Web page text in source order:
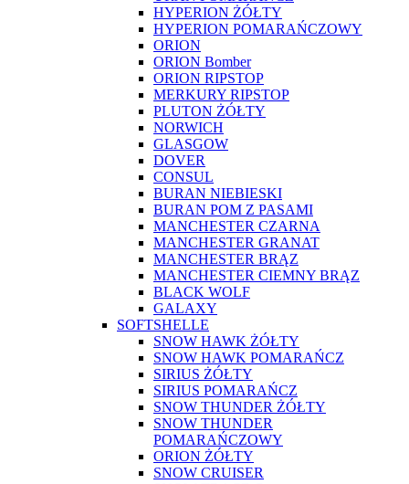
HYPERION ŻÓŁTY
HYPERION POMARAŃCZOWY
ORION
ORION Bomber
ORION RIPSTOP
MERKURY RIPSTOP
PLUTON ŻÓŁTY
NORWICH
GLASGOW
DOVER
CONSUL
BURAN NIEBIESKI
BURAN POM Z PASAMI
MANCHESTER CZARNA
MANCHESTER GRANAT
MANCHESTER BRĄZ
MANCHESTER CIEMNY BRĄZ
BLACK WOLF
GALAXY
SOFTSHELLE
SNOW HAWK ŻÓŁTY
SNOW HAWK POMARAŃCZ
SIRIUS ŻÓŁTY
SIRIUS POMARAŃCZ
SNOW THUNDER ŻÓŁTY
SNOW THUNDER
POMARAŃCZOWY
ORION ŻÓŁTY
SNOW CRUISER